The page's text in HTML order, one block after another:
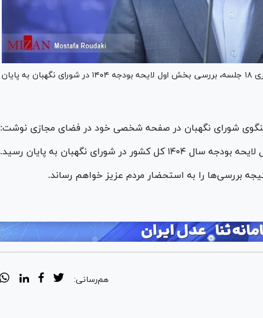
سخنگوی شورای نگهبان نوشت: پس از برگزاری ۱۸ جلسه، بررسی بخش اول لایحه بودجه ۱۴۰۴ در شورای نگهبان به پایان
شورای نگهبان در صفحه شخصی خود در فضای مجازی نوشت:
بررسی‌ها را به استحضار مردم عزیز خواهم رساند.
هم‌رسانی: